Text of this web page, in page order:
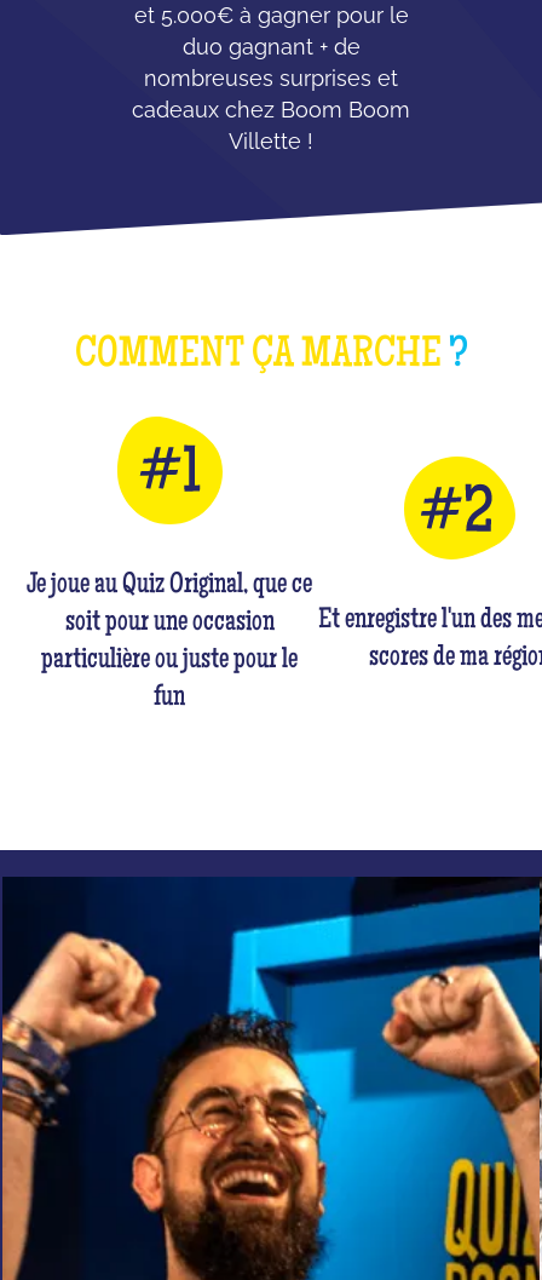
et 5.000€ à gagner pour le
duo gagnant + de
nombreuses surprises et
cadeaux chez Boom Boom
Villette !
COMMENT ÇA MARCHE ?
Je joue au Quiz Original, que ce
soit pour une occasion
particulière ou juste pour le
fun
Et enregistre l'un des
scores de ma